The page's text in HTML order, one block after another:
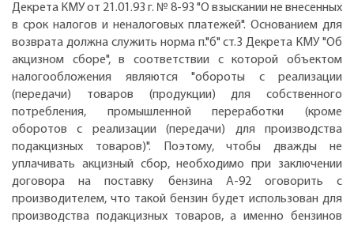
Декрета КМУ от 21.01.93 г. № 8-93 "О взыскании не внесенных
в срок налогов и неналоговых платежей". Основанием для
возврата должна служить норма п."б" ст.3 Декрета КМУ "Об
акцизном сборе", в соответствии с которой объектом
налогообложения являются "обороты с реализации
(передачи) товаров (продукции) для собственного
потребления, промышленной переработки (кроме
оборотов с реализации (передачи) для производства
подакцизных товаров)". Поэтому, чтобы дважды не
уплачивать акцизный сбор, необходимо при заключении
договора на поставку бензина А-92 оговорить с
производителем, что такой бензин будет использован для
производства подакцизных товаров, а именно бензинов